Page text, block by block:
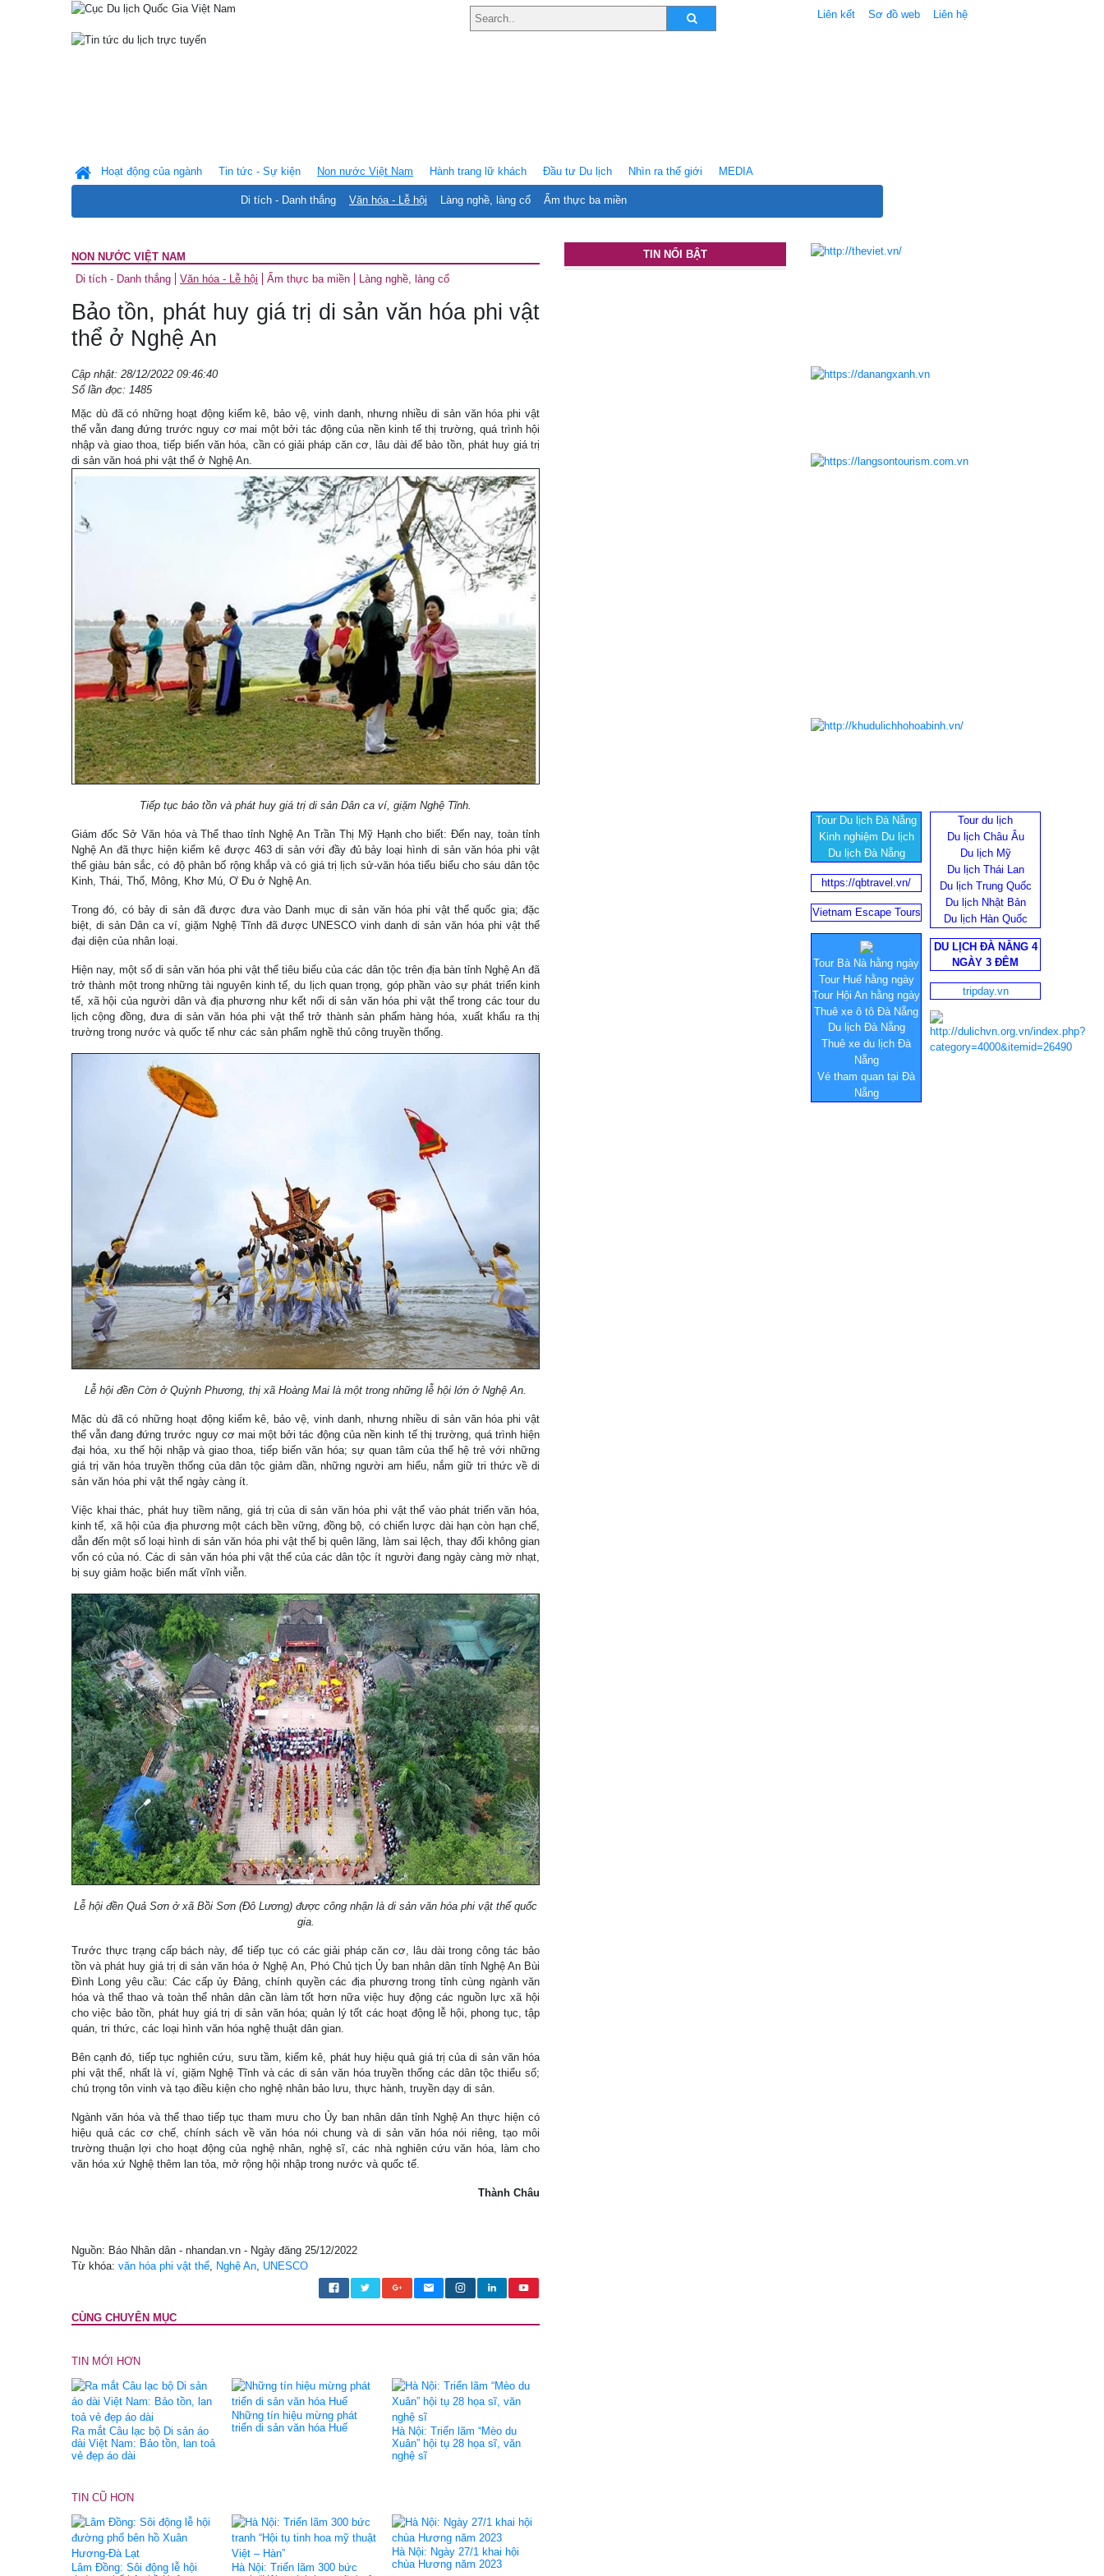
Liên kết Sơ đồ web Liên hệ
Hoạt động của ngành Tin tức - Sự kiện Non nước Việt Nam
Di tích - Danh thắng Văn hóa - Lễ hội Làng nghề, làng cổ Ẩm thực ba miền
Hành trang lữ khách Ðầu tư Du lịch Nhìn ra thế giới MEDIA
NON NƯỚC VIỆT NAM
Di tích - Danh thắng
Văn hóa - Lễ hội Ẩm thực ba miền Làng nghề, làng cổ
Bảo tồn, phát huy giá trị di sản văn hóa phi vật
thể ở Nghệ An
Cập nhật: 28/12/2022 09:46:40
Số lần đọc: 1485
Mặc dù đã có những hoạt động kiểm kê, bảo vệ, vinh danh, nhưng nhiều di sản văn hóa phi vật
thể vẫn đang đứng trước nguy cơ mai một bởi tác động của nền kinh tế thị trường, quá trình hội
nhập và giao thoa, tiếp biến văn hóa, cần có giải pháp căn cơ, lâu dài để bảo tồn, phát huy giá trị
di sản văn hoá phi vật thể ở Nghệ An.
Tiếp tục bảo tồn và phát huy giá trị di sản Dân ca ví, giặm Nghệ Tĩnh.
Giám đốc Sở Văn hóa và Thể thao tỉnh Nghệ An Trần Thị Mỹ Hạnh cho biết: Đến nay, toàn tỉnh
Nghệ An đã thực hiện kiểm kê được 463 di sản với đầy đủ bảy loại hình di sản văn hóa phi vật
thể giàu bản sắc, có độ phân bố rộng khắp và có giá trị lịch sử-văn hóa tiểu biểu cho sáu dân tộc
Kinh, Thái, Thổ, Mông, Khơ Mú, Ơ Đu ở Nghệ An.
Trong đó, có bảy di sản đã được đưa vào Danh mục di sản văn hóa phi vật thể quốc gia; đặc
biệt, di sản Dân ca ví, giặm Nghệ Tĩnh đã được UNESCO vinh danh di sản văn hóa phi vật thể
đại diện của nhân loại.
Hiện nay, một số di sản văn hóa phi vật thể tiêu biểu của các dân tộc trên địa bàn tỉnh Nghệ An đã
trở thành một trong những tài nguyên kinh tế, du lịch quan trọng, góp phần vào sự phát triển kinh
tế, xã hội của người dân và địa phương như kết nối di sản văn hóa phi vật thể trong các tour du
lịch cộng đồng, đưa di sản văn hóa phi vật thể trở thành sản phẩm hàng hóa, xuất khẩu ra thị
trường trong nước và quốc tế như các sản phẩm nghề thủ công truyền thống.
Lễ hội đền Cờn ở Quỳnh Phương, thị xã Hoàng Mai là một trong những lễ hội lớn ở Nghệ An.
Mặc dù đã có những hoạt động kiểm kê, bảo vệ, vinh danh, nhưng nhiều di sản văn hóa phi vật
thể vẫn đang đứng trước nguy cơ mai một bởi tác động của nền kinh tế thị trường, quá trình hiện
đại hóa, xu thế hội nhập và giao thoa, tiếp biến văn hóa; sự quan tâm của thế hệ trẻ với những
giá trị văn hóa truyền thống của dân tộc giảm dần, những người am hiểu, nắm giữ tri thức về di
sản văn hóa phi vật thể ngày càng ít.
Việc khai thác, phát huy tiềm năng, giá trị của di sản văn hóa phi vật thể vào phát triển văn hóa,
kinh tế, xã hội của địa phương một cách bền vững, đồng bộ, có chiến lược dài hạn còn hạn chế,
dẫn đến một số loại hình di sản văn hóa phi vật thể bị quên lãng, làm sai lệch, thay đổi không gian
vốn có của nó. Các di sản văn hóa phi vật thể của các dân tộc ít người đang ngày càng mờ nhạt,
bị suy giảm hoặc biến mất vĩnh viễn.
Lễ hội đền Quả Sơn ở xã Bồi Sơn (Đô Lương) được công nhận là di sản văn hóa phi vật thể quốc
gia.
Trước thực trạng cấp bách này, để tiếp tục có các giải pháp căn cơ, lâu dài trong công tác bảo
tồn và phát huy giá trị di sản văn hóa ở Nghệ An, Phó Chủ tịch Ủy ban nhân dân tỉnh Nghệ An Bùi
Đình Long yêu cầu: Các cấp ủy Đảng, chính quyền các địa phương trong tỉnh cùng ngành văn
hóa và thể thao và toàn thể nhân dân cần làm tốt hơn nữa việc huy động các nguồn lực xã hội
cho việc bảo tồn, phát huy giá trị di sản văn hóa; quản lý tốt các hoạt động lễ hội, phong tục, tập
quán, tri thức, các loại hình văn hóa nghệ thuật dân gian.
Bên cạnh đó, tiếp tục nghiên cứu, sưu tầm, kiểm kê, phát huy hiệu quả giá trị của di sản văn hóa
phi vật thể, nhất là ví, giặm Nghệ Tĩnh và các di sản văn hóa truyền thống các dân tộc thiểu số;
chú trọng tôn vinh và tạo điều kiện cho nghệ nhân bảo lưu, thực hành, truyền dạy di sản.
Ngành văn hóa và thể thao tiếp tục tham mưu cho Ủy ban nhân dân tỉnh Nghệ An thực hiện có
hiệu quả các cơ chế, chính sách về văn hóa nói chung và di sản văn hóa nói riêng, tạo môi
trường thuận lợi cho hoạt động của nghệ nhân, nghệ sĩ, các nhà nghiên cứu văn hóa, làm cho
văn hóa xứ Nghệ thêm lan tỏa, mở rộng hội nhập trong nước và quốc tế.
Thành Châu
Nguồn: Báo Nhân dân - nhandan.vn - Ngày đăng 25/12/2022
Từ khóa: văn hóa phi vật thể, Nghệ An, UNESCO
CÙNG CHUYÊN MỤC
TIN MỚI HƠN
Ra mắt Câu lạc bộ Di sản áo
dài Việt Nam: Bảo tồn, lan toả
vẻ đẹp áo dài
Những tín hiệu mừng phát
triển di sản văn hóa Huế
Hà Nội: Triển lãm “Mèo du
Xuân” hội tụ 28 họa sĩ, văn
nghệ sĩ
TIN CŨ HƠN
Lâm Đồng: Sôi động lễ hội
Hà Nội: Triển lãm 300 bức
Hà Nội: Ngày 27/1 khai hội
chùa Hương năm 2023
TIN NỔI BẬT
Tour Du lịch Đà Nẵng
Kinh nghiệm Du lịch
Du lịch Đà Nẵng
Tour du lịch
Du lịch Châu Âu
Du lịch Mỹ
Du lịch Thái Lan
Du lịch Trung Quốc
Du lịch Nhật Bản
Du lịch Hàn Quốc
https://qbtravel.vn/
Vietnam Escape Tours
Tour Bà Nà hằng ngày
Tour Huế hằng ngày
Tour Hội An hằng ngày
Thuê xe ô tô Đà Nẵng
Du lịch Đà Nẵng
Thuê xe du lịch Đà
Nẵng
Vé tham quan tại Đà
Nẵng
DU LỊCH ĐÀ NẴNG 4
NGÀY 3 ĐÊM
tripday.vn